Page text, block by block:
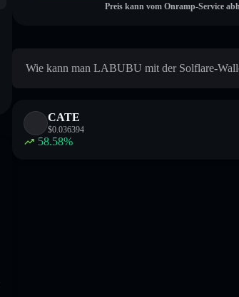
Preis kann vom Onramp-Service
Wie kann man LABUBU mit der Solflare-
CATE
$0.036394
58.58%